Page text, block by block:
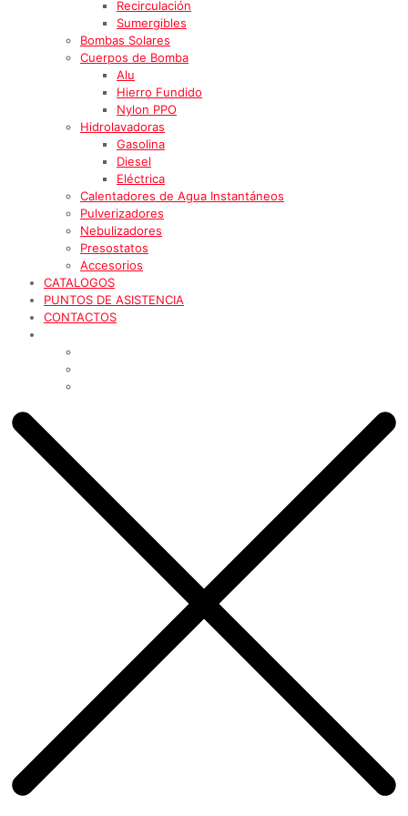
Recirculación
Sumergibles
Bombas Solares
Cuerpos de Bomba
Alu
Hierro Fundido
Nylon PPO
Hidrolavadoras
Gasolina
Diesel
Eléctrica
Calentadores de Agua Instantáneos
Pulverizadores
Nebulizadores
Presostatos
Accesorios
CATALOGOS
PUNTOS DE ASISTENCIA
CONTACTOS